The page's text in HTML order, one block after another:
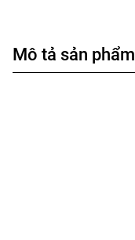
Mô tả sản phẩm